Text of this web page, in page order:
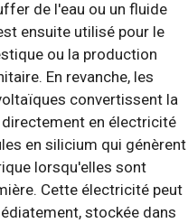
de l'eau ou un fluide
ensuite utilisé pour le
ou la production
En revanche, les
convertissent la
en électricité
en silicium qui génèrent
lorsqu'elles sont
Cette électricité peut
stockée dans